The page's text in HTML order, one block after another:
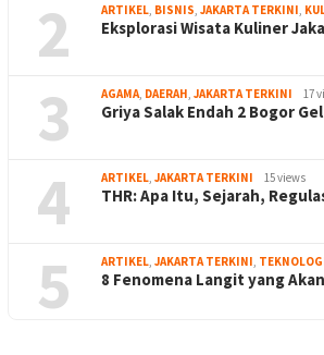
2 ARTIKEL BISNIS JAKARTA TERKINI
Eksplorasi Wisata Kuliner
3 AGAMA DAERAH JAKARTA TERKINI 17
Griya Salak Endah 2 Bogor
4 ARTIKEL JAKARTA TERKINI 15 views
THR: Apa Itu, Sejarah,
5 ARTIKEL JAKARTA TERKINI
8 Fenomena Langit yang